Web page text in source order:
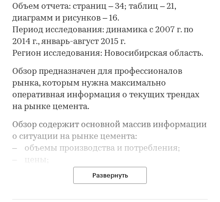
Объем отчета: страниц – 34; таблиц – 21,
диаграмм и рисунков – 16.
Период исследования: динамика с 2007 г. по
2014 г., январь-август 2015 г.
Регион исследования: Новосибирская область.
Обзор предназначен для профессионалов
рынка, которым нужна максимально
оперативная информация о текущих трендах
на рынке цемента.
Обзор содержит основной массив информации
о ситуации на рынке цемента:
‒ объемы производства и потребления;
‒ цены;
‒ объемы импорта и экспорта;
‒ ситуация на рынке логистики поставок,
Развернуть